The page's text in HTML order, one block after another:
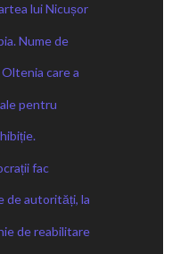
lui Nicușor
Nume de
care a
pentru
fac
de autorități, la
de reabilitare